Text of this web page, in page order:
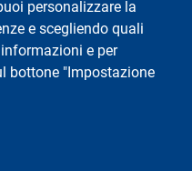
personalizzare la
e scegliendo quali
e per
bottone "Impostazione